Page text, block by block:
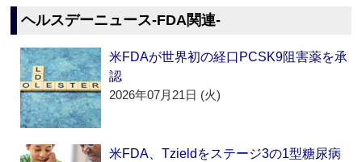
ヘルスデーニュース‐FDA関連‐
米FDAが世界初の経口PCSK9阻害薬を承
認
2026年07月21日 (火)
米FDA、Tzieldをステージ3の1型糖尿病